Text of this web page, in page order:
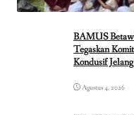
BAMUS
Tegaskan
Kondusif
Agustus 4, 2026